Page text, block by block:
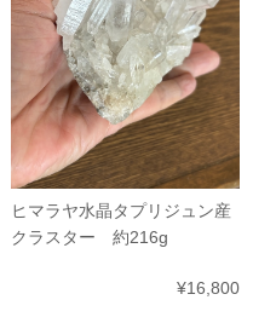
ヒマラヤ水晶タプリジュン産
クラスター 約216g
¥16,800